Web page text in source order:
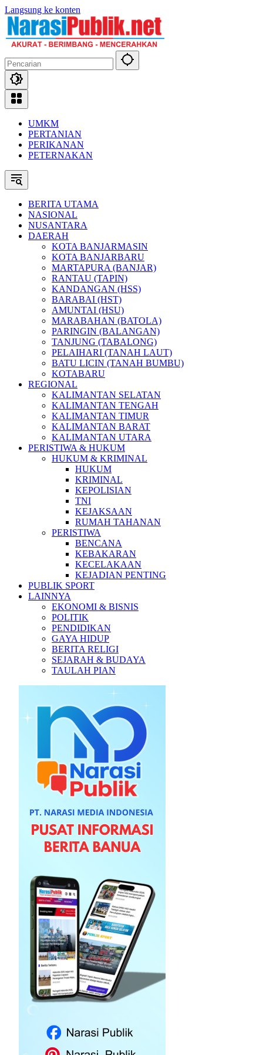
Langsung ke konten
UMKM
PERTANIAN
PERIKANAN
PETERNAKAN
BERITA UTAMA
NASIONAL
NUSANTARA
DAERAH
KOTA BANJARMASIN
KOTA BANJARBARU
MARTAPURA (BANJAR)
RANTAU (TAPIN)
KANDANGAN (HSS)
BARABAI (HST)
AMUNTAI (HSU)
MARABAHAN (BATOLA)
PARINGIN (BALANGAN)
TANJUNG (TABALONG)
PELAIHARI (TANAH LAUT)
BATU LICIN (TANAH BUMBU)
KOTABARU
REGIONAL
KALIMANTAN SELATAN
KALIMANTAN TENGAH
KALIMANTAN TIMUR
KALIMANTAN BARAT
KALIMANTAN UTARA
PERISTIWA & HUKUM
HUKUM & KRIMINAL
HUKUM
KRIMINAL
KEPOLISIAN
TNI
KEJAKSAAN
RUMAH TAHANAN
PERISTIWA
BENCANA
KEBAKARAN
KECELAKAAN
KEJADIAN PENTING
PUBLIK SPORT
LAINNYA
EKONOMI & BISNIS
POLITIK
PENDIDIKAN
GAYA HIDUP
BERITA RELIGI
SEJARAH & BUDAYA
TAULAH PIAN